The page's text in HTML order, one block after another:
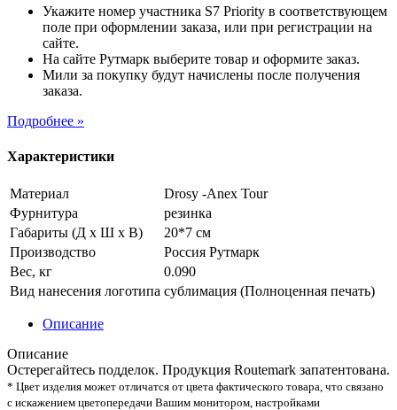
Укажите номер участника S7 Priority в соответствующем
поле при оформлении заказа, или при регистрации на
сайте.
На сайте Рутмарк выберите товар и оформите заказ.
Мили за покупку будут начислены после получения
заказа.
Подробнее »
Характеристики
Материал
Drosy -Anex Tour
Фурнитура
резинка
Габариты (Д х Ш х В)
20*7 см
Производство
Россия Рутмарк
Вес, кг
0.090
Вид нанесения логотипа сублимация (Полноценная печать)
Описание
Описание
Остерегайтесь подделок. Продукция Routemark запатентована.
* Цвет изделия может отличатся от цвета фактического товара, что связано
с искажением цветопередачи Вашим монитором, настройками